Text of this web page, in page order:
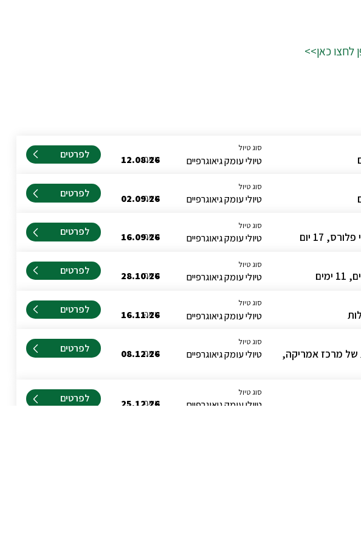
לחצו כאן>>
סוג טיול
טיולי עומק גיאוגרפיים יציאה
12.08.26 לפרטים
סוג טיול
טיולי עומק גיאוגרפיים יציאה
02.09.26 לפרטים
17 יום
סוג טיול
טיולי עומק גיאוגרפיים יציאה
16.09.26 לפרטים
סוג טיול
טיולי עומק גיאוגרפיים יציאה
28.10.26 לפרטים
סוג טיול
טיולי עומק גיאוגרפיים יציאה
16.11.26 לפרטים
של מרכז אמריקה,
סוג טיול
טיולי עומק גיאוגרפיים יציאה
08.12.26 לפרטים
סוג טיול
טיולי עומק גיאוגרפיים יציאה
25.12.26 לפרטים